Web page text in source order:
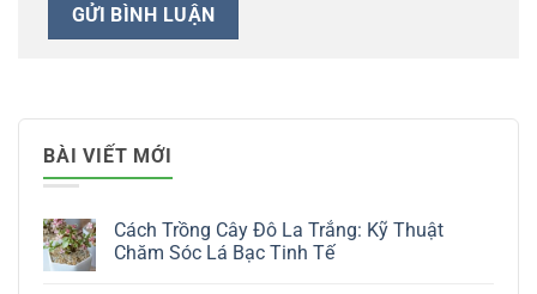
BÀI VIẾT MỚI
Cách Trồng Cây Đô La Trắng: Kỹ Thuật
Chăm Sóc Lá Bạc Tinh Tế